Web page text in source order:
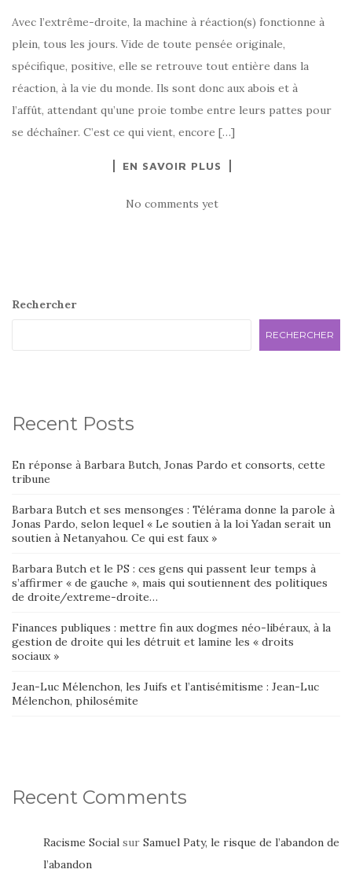
Avec l’extrême-droite, la machine à réaction(s) fonctionne à
plein, tous les jours. Vide de toute pensée originale,
spécifique, positive, elle se retrouve tout entière dans la
réaction, à la vie du monde. Ils sont donc aux abois et à
l’affût, attendant qu’une proie tombe entre leurs pattes pour
se déchaîner. C’est ce qui vient, encore […]
EN SAVOIR PLUS
No comments yet
Rechercher
RECHERCHER
Recent Posts
En réponse à Barbara Butch, Jonas Pardo et consorts, cette
tribune
Barbara Butch et ses mensonges : Télérama donne la parole à
Jonas Pardo, selon lequel « Le soutien à la loi Yadan serait un
soutien à Netanyahou. Ce qui est faux »
Barbara Butch et le PS : ces gens qui passent leur temps à
s’affirmer « de gauche », mais qui soutiennent des politiques
de droite/extreme-droite…
Finances publiques : mettre fin aux dogmes néo-libéraux, à la
gestion de droite qui les détruit et lamine les « droits
sociaux »
Jean-Luc Mélenchon, les Juifs et l’antisémitisme : Jean-Luc
Mélenchon, philosémite
Recent Comments
Racisme Social sur Samuel Paty, le risque de l’abandon de
l’abandon